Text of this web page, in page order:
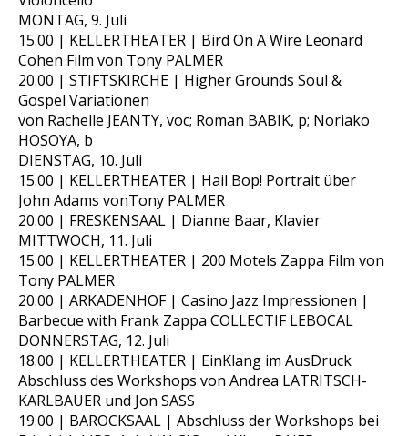
MONTAG, 9. Juli
15.00 | KELLERTHEATER | Bird On A Wire Leonard
Cohen Film von Tony PALMER
20.00 | STIFTSKIRCHE | Higher Grounds Soul &
Gospel Variationen
von Rachelle JEANTY, voc; Roman BABIK, p; Noriako
HOSOYA, b
DIENSTAG, 10. Juli
15.00 | KELLERTHEATER | Hail Bop! Portrait über
John Adams vonTony PALMER
20.00 | FRESKENSAAL | Dianne Baar, Klavier
MITTWOCH, 11. Juli
15.00 | KELLERTHEATER | 200 Motels Zappa Film von
Tony PALMER
20.00 | ARKADENHOF | Casino Jazz Impressionen |
Barbecue with Frank Zappa COLLECTIF LEBOCAL
DONNERSTAG, 12. Juli
18.00 | KELLERTHEATER | EinKlang im AusDruck
Abschluss des Workshops von Andrea LATRITSCH-
KARLBAUER und Jon SASS
19.00 | BAROCKSAAL | Abschluss der Workshops bei